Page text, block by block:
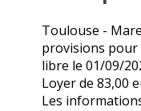
Toulouse -
provisions pour
libre le 01/09/
Loyer de 83,00
Les